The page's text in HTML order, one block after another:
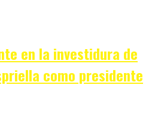
en la investidura de
como presidente